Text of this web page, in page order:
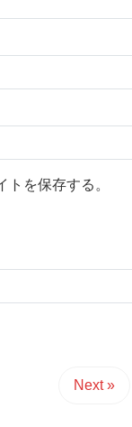
を保存する。
Next »